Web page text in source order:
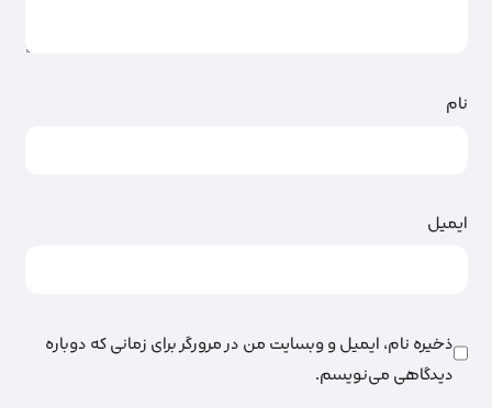
نام
ایمیل
ذخیره نام، ایمیل و وبسایت من در مرورگر برای زمانی که دوباره
دیدگاهی می‌نویسم.